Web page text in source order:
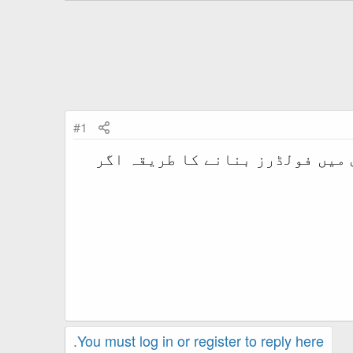
#1
فولڈرز بنانے کا طریقہ اگر
You must log in or register to reply here.